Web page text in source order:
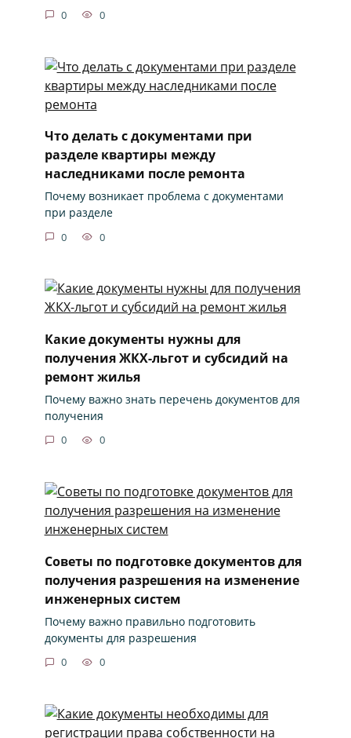
0 0
Что делать с документами при
разделе квартиры между
наследниками после ремонта
Почему возникает проблема с документами
при разделе
0 0
Какие документы нужны для
получения ЖКХ-льгот и субсидий на
ремонт жилья
Почему важно знать перечень документов для
получения
0 0
Советы по подготовке документов для
получения разрешения на изменение
инженерных систем
Почему важно правильно подготовить
документы для разрешения
0 0